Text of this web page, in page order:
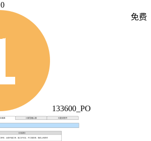
0
133600_PO
免费